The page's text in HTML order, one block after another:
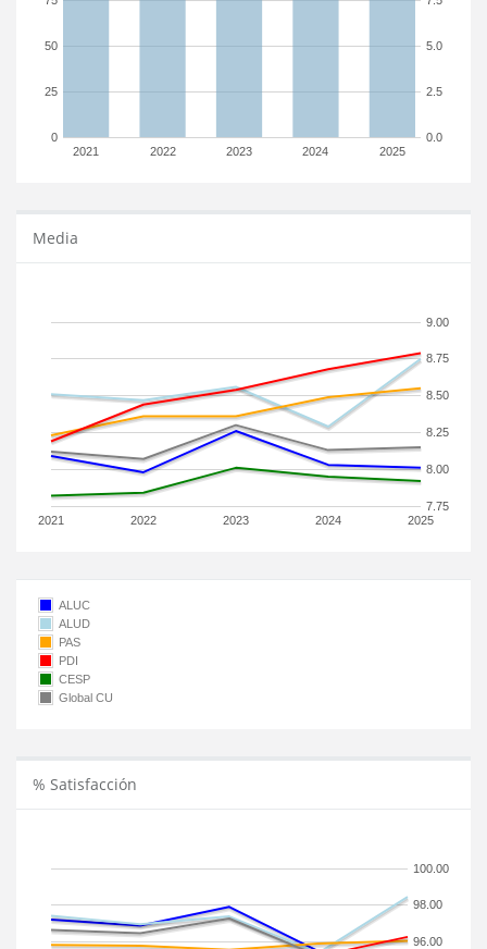
2021 2022 2023 2024 2025
0
25
50
0.0
2.5
5.0
Media
2021 2022 2023 2024 2025
7.75
8.00
8.25
8.50
8.75
9.00
ALUC
ALUD
PAS
PDI
CESP
Global CU
% Satisfacción
96.00
98.00
100.00